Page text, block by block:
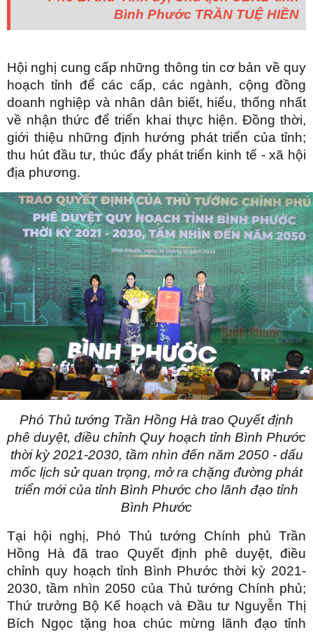
Bình Phước TRẦN TUỆ HIỀN
Hội nghị cung cấp những thông tin cơ bản về quy
hoạch tỉnh để các cấp, các ngành, cộng đồng
doanh nghiệp và nhân dân biết, hiểu, thống nhất
về nhận thức để triển khai thực hiện. Đồng thời,
giới thiệu những định hướng phát triển của tỉnh;
thu hút đầu tư, thúc đẩy phát triển kinh tế - xã hội
địa phương.
Phó Thủ tướng Trần Hồng Hà trao Quyết định
phê duyệt, điều chỉnh Quy hoạch tỉnh Bình Phước
thời kỳ 2021-2030, tầm nhìn đến năm 2050 - dấu
mốc lịch sử quan trọng, mở ra chặng đường phát
triển mới của tỉnh Bình Phước cho lãnh đạo tỉnh
Bình Phước
Tại hội nghị, Phó Thủ tướng Chính phủ Trần
Hồng Hà đã trao Quyết định phê duyệt, điều
chỉnh quy hoạch tỉnh Bình Phước thời kỳ 2021-
2030, tầm nhìn 2050 của Thủ tướng Chính phủ;
Thứ trưởng Bộ Kế hoạch và Đầu tư Nguyễn Thị
Bích Ngọc tặng hoa chúc mừng lãnh đạo tỉnh